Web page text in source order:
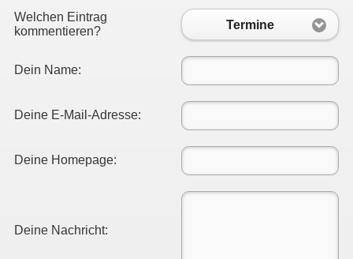
Welchen Eintrag
kommentieren?
Termine
Dein Name:
Deine E-Mail-Adresse:
Deine Homepage:
Deine Nachricht: